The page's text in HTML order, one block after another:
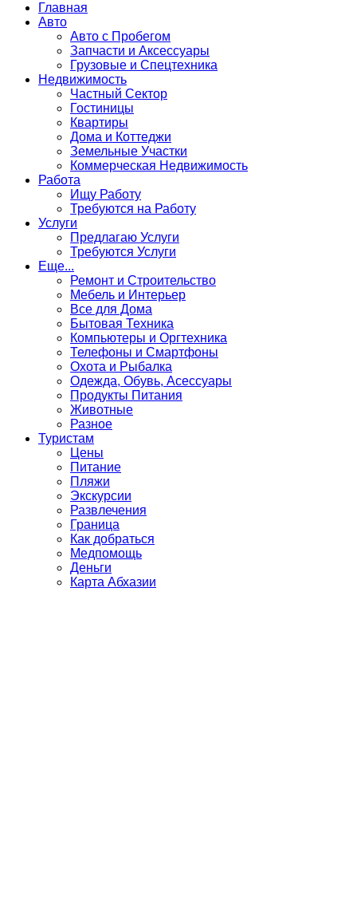
Главная
Авто
Авто с Пробегом
Запчасти и Аксессуары
Грузовые и Спецтехника
Недвижимость
Частный Сектор
Гостиницы
Квартиры
Дома и Коттеджи
Земельные Участки
Коммерческая Недвижимость
Работа
Ищу Работу
Требуются на Работу
Услуги
Предлагаю Услуги
Требуются Услуги
Еще...
Ремонт и Строительство
Мебель и Интерьер
Все для Дома
Бытовая Техника
Компьютеры и Оргтехника
Телефоны и Смартфоны
Охота и Рыбалка
Одежда, Обувь, Асессуары
Продукты Питания
Животные
Разное
Туристам
Цены
Питание
Пляжи
Экскурсии
Развлечения
Граница
Как добраться
Медпомощь
Деньги
Карта Абхазии